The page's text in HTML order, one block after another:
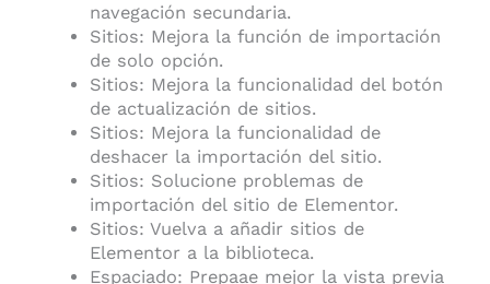
navegación secundaria.
Sitios: Mejora la función de importación
de solo opción.
Sitios: Mejora la funcionalidad del botón
de actualización de sitios.
Sitios: Mejora la funcionalidad de
deshacer la importación del sitio.
Sitios: Solucione problemas de
importación del sitio de Elementor.
Sitios: Vuelva a añadir sitios de
Elementor a la biblioteca.
Espaciado: Prepaae mejor la vista previa